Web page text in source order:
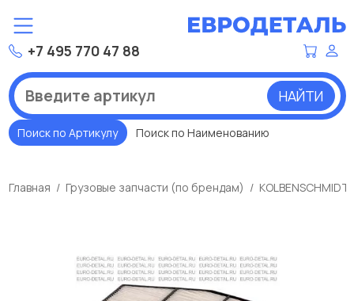
+7 495 770 47 88
НАЙТИ
Поиск по Артикулу Поиск по Наименованию
Главная Грузовые запчасти (по брендам) KOLBENSCHMIDT